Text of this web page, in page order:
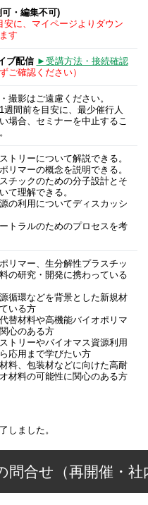
・編集不可)
に、マイページよりダウン
す
ブ配信 ►受講方法・接続確認
ご確認ください）
撮影はご遠慮ください。
間前を目安に、最少催行人
場合、セミナーを中止するこ
トリーについて解説できる。
リマーの概念を説明できる。
チックのための分子設計とそ
て理解できる。
の利用についてディスカッシ
トラルのためのプロセスを考
リマー、生分解性プラスチッ
の研究・開発に携わっている
循環などを背景とした新規材
いる方
替材料や高機能バイオポリマ
心のある方
トリーやバイオマス資源利用
応用まで学びたい方
料、包装材などに向けた高耐
材料の可能性に関心のある方
しました。
問合せ（再開催・社